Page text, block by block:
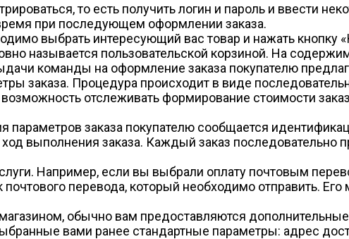
то есть получить логин и пароль и ввести
при последующем оформлении заказа.
выбрать интересующий вас товар и нажать кнопку
называется пользовательской корзиной. На
команды на оформление заказа покупателю
заказа. Процедура происходит в виде
отслеживать формирование стоимости
заказа покупателю сообщается
выполнения заказа. Каждый заказ последовательно
Например, если вы выбрали оплату почтовым
перевода, который необходимо отправить.
обычно вам предоставляются
вами ранее стандартные параметры: адрес